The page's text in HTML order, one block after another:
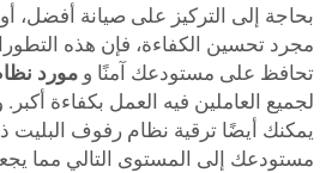
بحاجة إلى التركيز على صيانة أفضل، أو
مجرد تحسين الكفاءة، فإن هذه
تحافظ على مستودعك آمنًا و مورد
لجميع العاملين فيه العمل بكفاءة
يمكنك أيضًا ترقية نظام رفوف
مستودعك إلى المستوى التالي مما